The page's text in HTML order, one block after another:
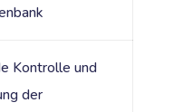
Kontrolle und
der